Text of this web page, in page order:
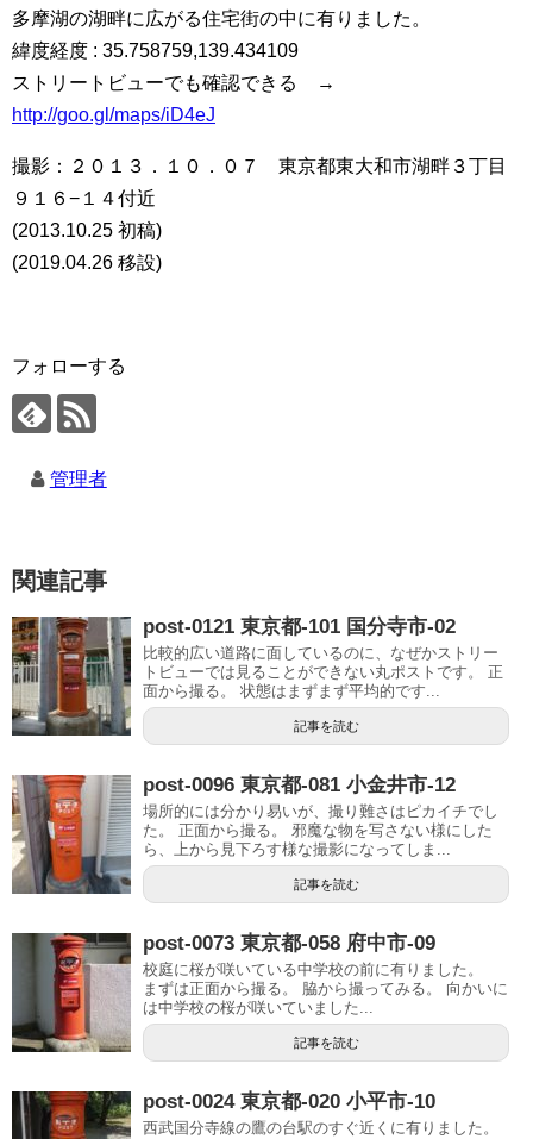
多摩湖の湖畔に広がる住宅街の中に有りました。
緯度経度 : 35.758759,139.434109
ストリートビューでも確認できる →
http://goo.gl/maps/iD4eJ
撮影：２０１３．１０．０７ 東京都東大和市湖畔３丁目
９１６−１４付近
(2013.10.25 初稿)
(2019.04.26 移設)
フォローする
管理者
関連記事
post-0121 東京都-101 国分寺市-02
比較的広い道路に面しているのに、なぜかストリー
トビューでは見ることができない丸ポストです。 正
面から撮る。 状態はまずまず平均的です...
記事を読む
post-0096 東京都-081 小金井市-12
場所的には分かり易いが、撮り難さはピカイチでし
た。 正面から撮る。 邪魔な物を写さない様にした
ら、上から見下ろす様な撮影になってしま...
記事を読む
post-0073 東京都-058 府中市-09
校庭に桜が咲いている中学校の前に有りました。
まずは正面から撮る。 脇から撮ってみる。 向かいに
は中学校の桜が咲いていました...
記事を読む
post-0024 東京都-020 小平市-10
西武国分寺線の鷹の台駅のすぐ近くに有りました。